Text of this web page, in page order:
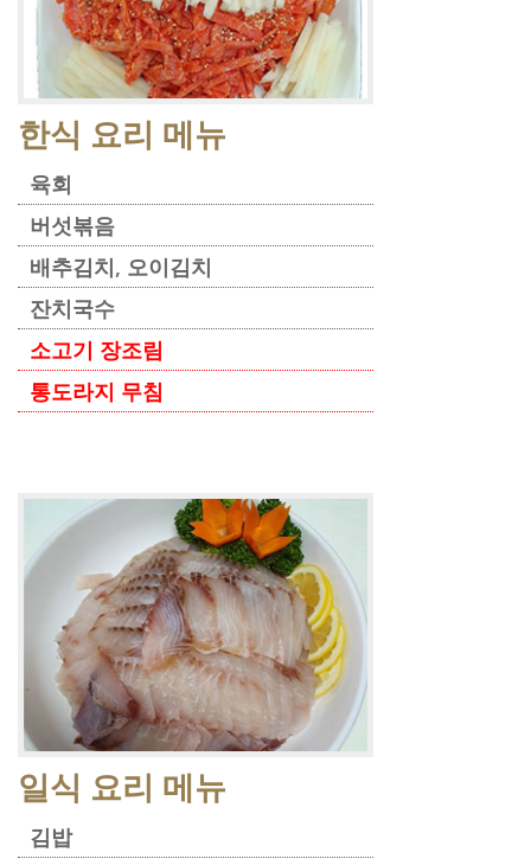
한식 요리 메뉴
육회
버섯볶음
배추김치, 오이김치
잔치국수
소고기 장조림
통도라지 무침
일식 요리 메뉴
김밥